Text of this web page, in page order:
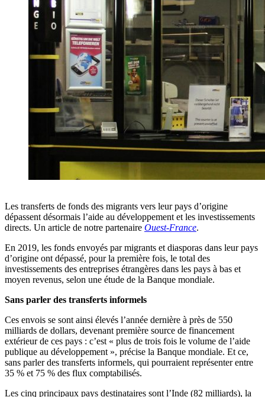
Les transferts de fonds des migrants vers leur pays d’origine
dépassent désormais l’aide au développement et les investissements
directs. Un article de notre partenaire Ouest-France.
En 2019, les fonds envoyés par migrants et diasporas dans leur pays
d’origine ont dépassé, pour la première fois, le total des
investissements des entreprises étrangères dans les pays à bas et
moyen revenus, selon une étude de la Banque mondiale.
Sans parler des transferts informels
Ces envois se sont ainsi élevés l’année dernière à près de 550
milliards de dollars, devenant première source de financement
extérieur de ces pays : c’est « plus de trois fois le volume de l’aide
publique au développement », précise la Banque mondiale. Et ce,
sans parler des transferts informels, qui pourraient représenter entre
35 % et 75 % des flux comptabilisés.
Les cinq principaux pays destinataires sont l’Inde (82 milliards), la